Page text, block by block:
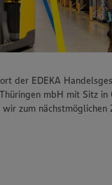
der EDEKA
mbH mit Sitz
wir zum nächstmöglichen